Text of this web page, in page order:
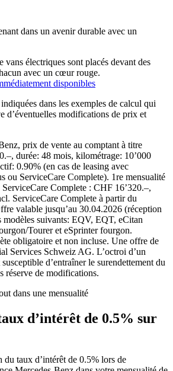
dans un avenir durable avec un
disponibles
dans les exemples de calcul qui
d’éventuelles modifications de prix et
prix de vente au comptant à titre
durée: 48 mois, kilométrage: 10’000
0.90% (en cas de leasing avec
ou ServiceCare Complete). 1re mensualité
Complete : CHF 16’320.–,
ServiceCare Complete à partir du
valable jusqu’au 30.04.2026 (réception
modèles suivants: EQV, EQT, eCitan
Tourer et eSprinter fourgon.
obligatoire et non incluse. Une offre de
Services Schweiz AG. L’octroi d’un
d’entraîner le surendettement du
réserve de modifications.
dans une mensualité
d’intérêt de 0.5% sur
du taux d’intérêt de 0.5% lors de